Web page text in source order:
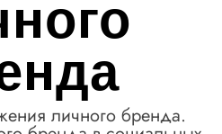
личного бренда.